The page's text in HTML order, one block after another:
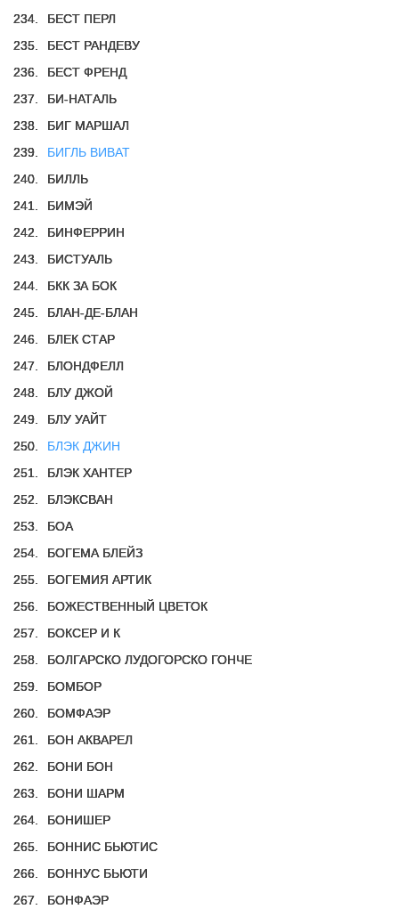
234.
БЕСТ ПЕРЛ
235.
БЕСТ РАНДЕВУ
236.
БЕСТ ФРЕНД
237.
БИ-НАТАЛЬ
238.
БИГ МАРШАЛ
239.
БИГЛЬ ВИВАТ
240.
БИЛЛЬ
241.
БИМЭЙ
242.
БИНФЕРРИН
243.
БИСТУАЛЬ
244.
БКК ЗА БОК
245.
БЛАН-ДЕ-БЛАН
246.
БЛЕК СТАР
247.
БЛОНДФЕЛЛ
248.
БЛУ ДЖОЙ
249.
БЛУ УАЙТ
250.
БЛЭК ДЖИН
251.
БЛЭК ХАНТЕР
252.
БЛЭКСВАН
253.
БОА
254.
БОГЕМА БЛЕЙЗ
255.
БОГЕМИЯ АРТИК
256.
БОЖЕСТВЕННЫЙ ЦВЕТОК
257.
БОКСЕР И К
258.
БОЛГАРСКО ЛУДОГОРСКО ГОНЧЕ
259.
БОМБОР
260.
БОМФАЭР
261.
БОН АКВАРЕЛ
262.
БОНИ БОН
263.
БОНИ ШАРМ
264.
БОНИШЕР
265.
БОННИС БЬЮТИС
266.
БОННУС БЬЮТИ
267.
БОНФАЭР